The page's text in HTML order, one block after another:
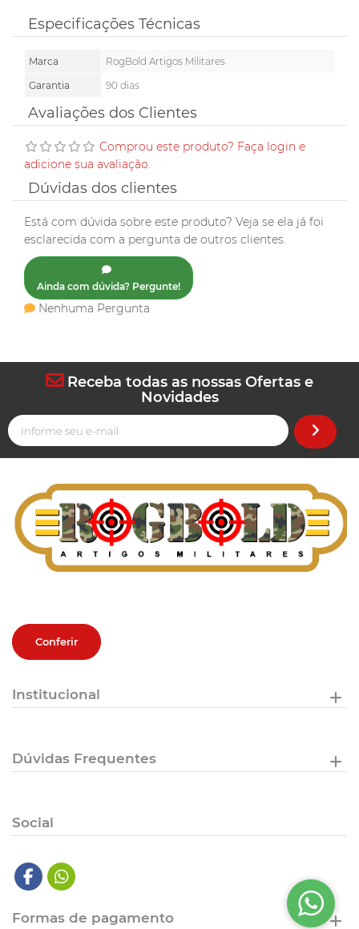
Especificações Técnicas
Marca
RogBold Artigos Militares
Garantia
90 dias
Avaliações dos Clientes
Comprou este produto? Faça login e
adicione sua avaliação.
Dúvidas dos clientes
Está com dúvida sobre este produto? Veja se ela já foi
esclarecida com a pergunta de outros clientes.
Ainda com dúvida? Pergunte!
Nenhuma Pergunta
Receba todas as nossas Ofertas e
Novidades
Conferir
Institucional
Dúvidas Frequentes
Social
Formas de pagamento